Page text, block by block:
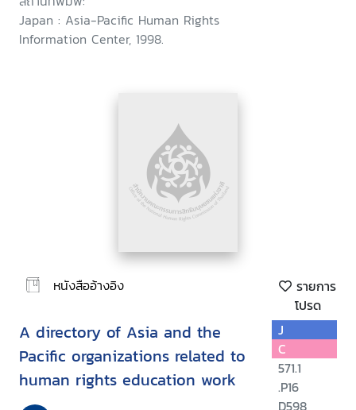
Japan : Asia-Pacific Human Rights
Information Center, 1998.
หนังสืออ้างอิง
รายการ
โปรด
A directory of Asia and the
Pacific organizations related to
human rights education work
J
C
571.1
.P16